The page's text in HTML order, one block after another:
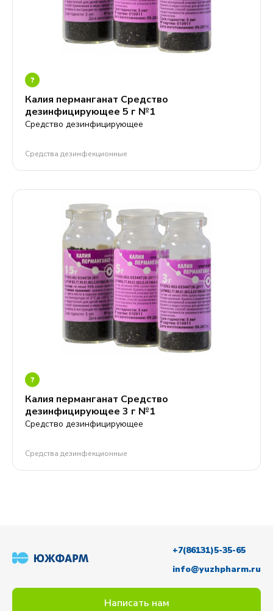
?
Калия перманганат Средство
дезинфицирующее 5 г №1
Средство дезинфицирующее
Средства дезинфекционные
?
Калия перманганат Средство
дезинфицирующее 3 г №1
Средство дезинфицирующее
Средства дезинфекционные
+7(86131)5-35-65
info@yuzhpharm.ru
Написать нам